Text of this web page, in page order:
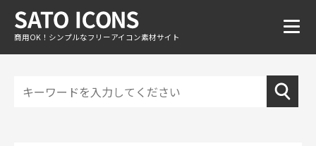
商用OK！シンプルなフリーアイコン素材サイト